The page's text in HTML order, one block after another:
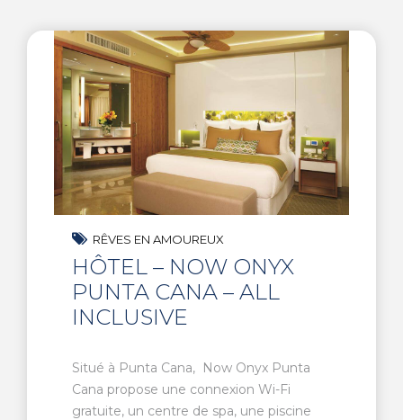
RÊVES EN AMOUREUX
HÔTEL – NOW ONYX
PUNTA CANA – ALL
INCLUSIVE
Situé à Punta Cana, Now Onyx Punta
Cana propose une connexion Wi-Fi
gratuite, un centre de spa, une piscine